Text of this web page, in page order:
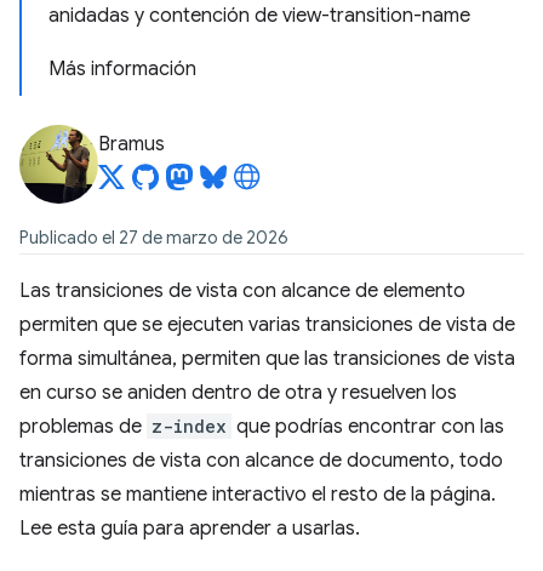
anidadas y contención de view-transition-name
Más información
Bramus
Publicado el 27 de marzo de 2026
Las transiciones de vista con alcance de elemento
permiten que se ejecuten varias transiciones de vista de
forma simultánea, permiten que las transiciones de vista
en curso se aniden dentro de otra y resuelven los
problemas de z-index que podrías encontrar con las
transiciones de vista con alcance de documento, todo
mientras se mantiene interactivo el resto de la página.
Lee esta guía para aprender a usarlas.